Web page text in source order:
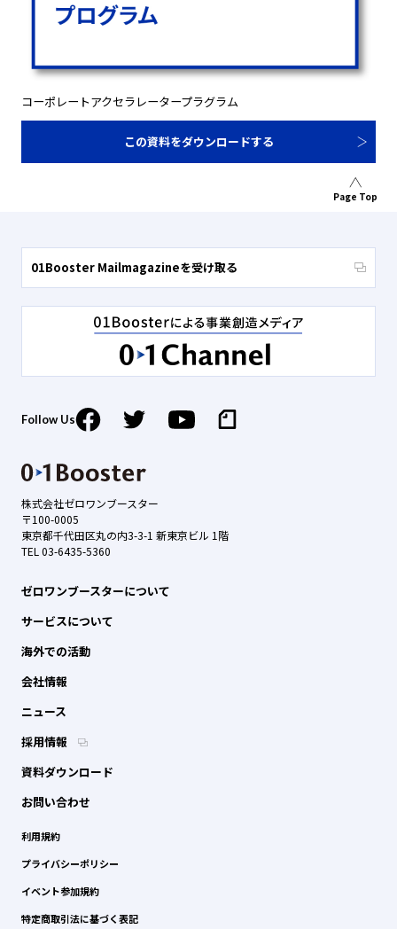
コーポレートアクセラレータープラグラム
この資料をダウンロードする
Page Top
株式会社ゼロワンブースター
〒100-0005
東京都千代田区丸の内3-3-1 新東京ビル 1階
TEL 03-6435-5360
ゼロワンブースターについて
サービスについて
海外での活動
会社情報
ニュース
採用情報
資料ダウンロード
お問い合わせ
利用規約
プライバシーポリシー
イベント参加規約
特定商取引法に基づく表記
01Booster Mailmagazineを受け取る
Follow Us